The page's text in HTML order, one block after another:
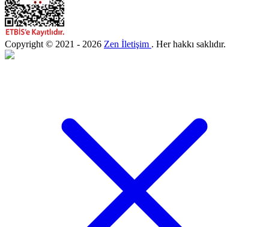
Copyright © 2021 - 2026 Zen İletişim . Her hakkı saklıdır.